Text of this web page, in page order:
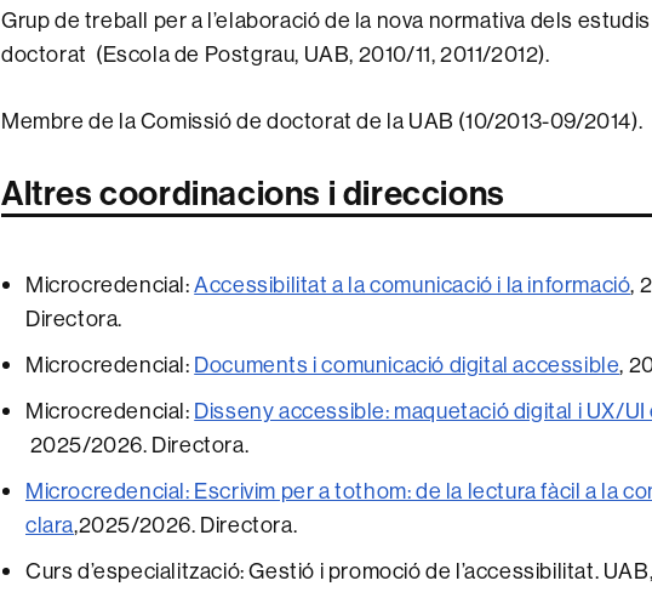
Grup de treball per a l’elaboració de la nova normativa dels
doctorat (Escola de Postgrau, UAB, 2010/11, 2011/2012).
Membre de la Comissió de doctorat de la UAB (10/2013-09/2014).
Altres coordinacions i direccions
Microcredencial:Accessibilitat a la comunicació i la informació,
Directora.
Microcredencial: Documents i comunicació digital accessible,
Microcredencial: Disseny accessible: maquetació digital i UX/UI
2025/2026. Directora.
Microcredencial: Escrivim per a tothom: de la lectura fàcil a la
clara,2025/2026. Directora.
Curs d’especialització: Gestió i promoció de l’accessibilitat.